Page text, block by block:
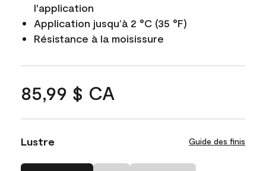
l'application
Application jusqu’à 2 °C (35 °F)
Résistance à la moisissure
85,99 $ CA
Lustre Guide des finis